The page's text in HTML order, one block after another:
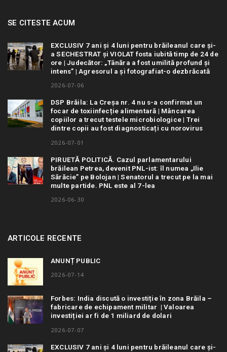
SE CITESTE ACUM
EXCLUSIV 7 ani și 4 luni pentru brăileanul care și-
a SECHESTRAT și VIOLAT fosta iubită timp de 24 de
ore | Judecător: „Tânăra a fost umilită profund și
intens” | Agresorul a și fotografiat-o dezbrăcată
2026-07-06
DSP Brăila: La Creșa nr. 4 nu s-a confirmat un
focar de toxiinfecție alimentară | Mâncarea
copiilor a trecut testele microbiologice | Trei
dintre copii au fost diagnosticați cu norovirus
2026-07-01
PIRUETĂ POLITICĂ. Cazul parlamentarului
brăilean Petrea, devenit PNL-ist: îl numea „Ilie
Sărăcie” pe Bolojan | Senatorul a trecut pe la mai
multe partide. PNL este al 7-lea
2026-06-30
ARTICOLE RECENTE
ANUNȚ PUBLIC
2026-07-14
Forbes: India discută o investiție în zona Brăila –
fabricare de echipament militar | Valoarea
investiției ar fi de 1 miliard de dolari
2026-07-07
EXCLUSIV 7 ani și 4 luni pentru brăileanul care și-